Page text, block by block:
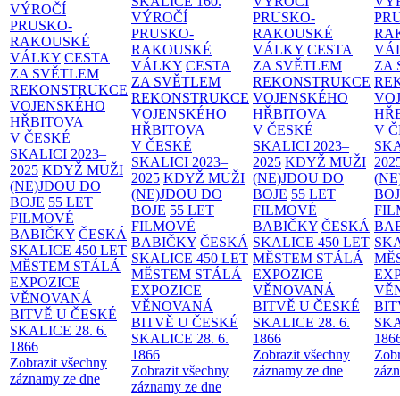
VÝROČÍ
PRUSKO-
RAKOUSKÉ
VÁLKY CESTA
ZA SVĚTLEM
REKONSTRUKCE
VOJENSKÉHO
HŘBITOVA
V ČESKÉ
SKALICI 2023–
2025 KDYŽ MUŽI
(NE)JDOU DO
BOJE 55 LET
FILMOVÉ
BABIČKY ČESKÁ
SKALICE 450 LET
MĚSTEM STÁLÁ
EXPOZICE
VĚNOVANÁ
BITVĚ U ČESKÉ
SKALICE 28. 6.
1866
Zobrazit všechny
záznamy ze dne
VÝROČÍ
PRUSKO-
RAKOUSKÉ
VÁLKY CESTA
ZA SVĚTLEM
REKONSTRUKCE
VOJENSKÉHO
HŘBITOVA
V ČESKÉ
SKALICI 2023–
2025 KDYŽ MUŽI
(NE)JDOU DO
BOJE 55 LET
FILMOVÉ
BABIČKY ČESKÁ
SKALICE 450 LET
MĚSTEM STÁLÁ
EXPOZICE
VĚNOVANÁ
BITVĚ U ČESKÉ
SKALICE 28. 6.
1866
Zobrazit všechny
záznamy ze dne
PRUSKO-
RAKOUSKÉ
VÁLKY CESTA
ZA SVĚTLEM
REKONSTRUKCE
VOJENSKÉHO
HŘBITOVA
V ČESKÉ
SKALICI 2023–
2025 KDYŽ MUŽI
(NE)JDOU DO
BOJE 55 LET
FILMOVÉ
BABIČKY ČESKÁ
SKALICE 450 LET
MĚSTEM STÁLÁ
EXPOZICE
VĚNOVANÁ
BITVĚ U ČESKÉ
SKALICE 28. 6.
1866
Zobrazit všechny
záznamy ze dne
ZA
V